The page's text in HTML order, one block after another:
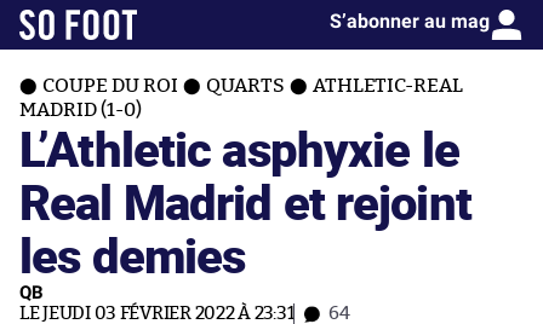
S’abonner au mag
COUPE DU ROI QUARTS
ATHLETIC-REAL
MADRID (1-0)
L’Athletic asphyxie le
Real Madrid et rejoint
les demies
QB
LE JEUDI 03 FÉVRIER 2022 À 23:31 64